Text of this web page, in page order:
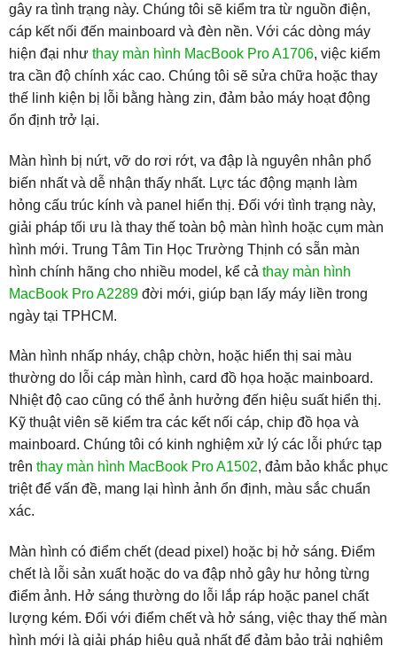
gây ra tình trạng này. Chúng tôi sẽ kiểm tra từ nguồn điện,
cáp kết nối đến mainboard và đèn nền. Với các dòng máy
hiện đại như thay màn hình MacBook Pro A1706, việc kiểm
tra cần độ chính xác cao. Chúng tôi sẽ sửa chữa hoặc thay
thế linh kiện bị lỗi bằng hàng zin, đảm bảo máy hoạt động
ổn định trở lại.
Màn hình bị nứt, vỡ do rơi rớt, va đập là nguyên nhân phổ
biến nhất và dễ nhận thấy nhất. Lực tác động mạnh làm
hỏng cấu trúc kính và panel hiển thị. Đối với tình trạng này,
giải pháp tối ưu là thay thế toàn bộ màn hình hoặc cụm màn
hình mới. Trung Tâm Tin Học Trường Thịnh có sẵn màn
hình chính hãng cho nhiều model, kể cả thay màn hình
MacBook Pro A2289đời mới, giúp bạn lấy máy liền trong
ngày tại TPHCM.
Màn hình nhấp nháy, chập chờn, hoặc hiển thị sai màu
thường do lỗi cáp màn hình, card đồ họa hoặc mainboard.
Nhiệt độ cao cũng có thể ảnh hưởng đến hiệu suất hiển thị.
Kỹ thuật viên sẽ kiểm tra các kết nối cáp, chip đồ họa và
mainboard. Chúng tôi có kinh nghiệm xử lý các lỗi phức tạp
trên thay màn hình MacBook Pro A1502, đảm bảo khắc phục
triệt để vấn đề, mang lại hình ảnh ổn định, màu sắc chuẩn
xác.
Màn hình có điểm chết (dead pixel) hoặc bị hở sáng. Điểm
chết là lỗi sản xuất hoặc do va đập nhỏ gây hư hỏng từng
điểm ảnh. Hở sáng thường do lỗi lắp ráp hoặc panel chất
lượng kém. Đối với điểm chết và hở sáng, việc thay thế màn
hình mới là giải pháp hiệu quả nhất để đảm bảo trải nghiệm